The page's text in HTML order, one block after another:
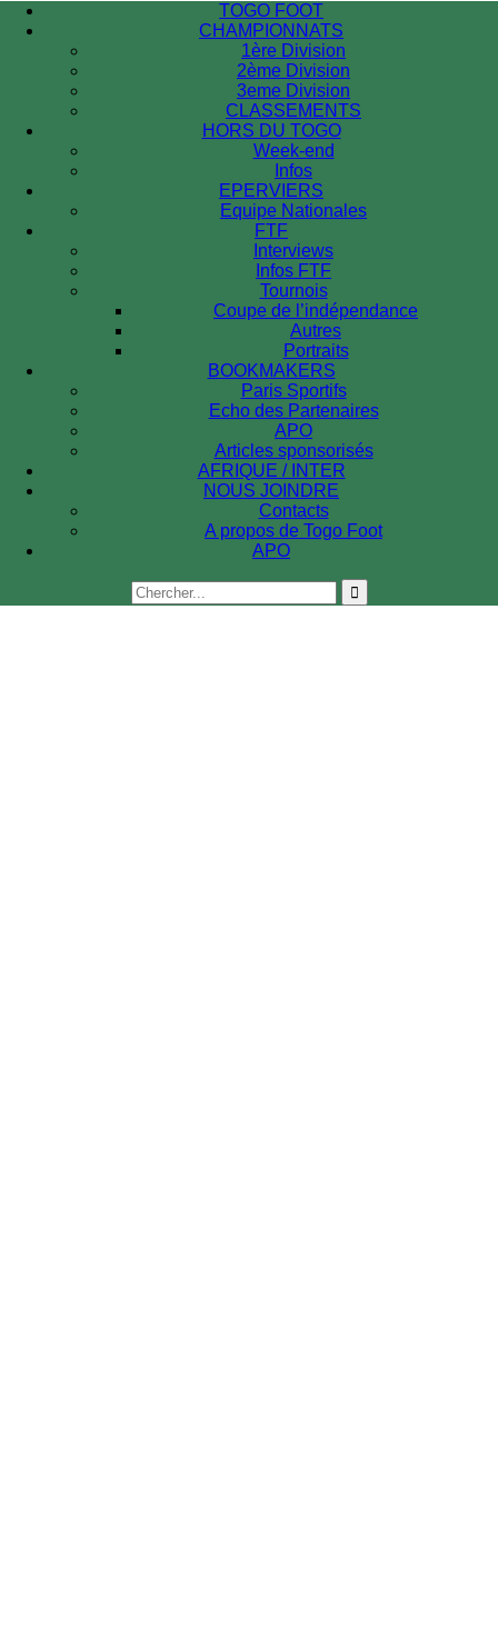
TOGO FOOT
CHAMPIONNATS
1ère Division
2ème Division
3eme Division
CLASSEMENTS
HORS DU TOGO
Week-end
Infos
EPERVIERS
Equipe Nationales
FTF
Interviews
Infos FTF
Tournois
Coupe de l’indépendance
Autres
Portraits
BOOKMAKERS
Paris Sportifs
Echo des Partenaires
APO
Articles sponsorisés
AFRIQUE / INTER
NOUS JOINDRE
Contacts
A propos de Togo Foot
APO